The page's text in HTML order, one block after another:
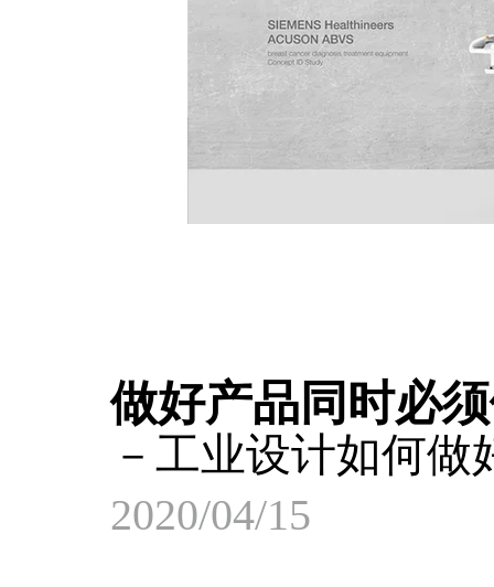
做好产品同时必
－工业设计如何做
2020/04/15